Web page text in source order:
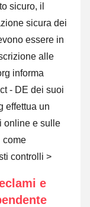
sicuro, il
sicura dei
essere in
alle
informa
- DE dei suoi
effettua un
online e sulle
come
controlli >
e